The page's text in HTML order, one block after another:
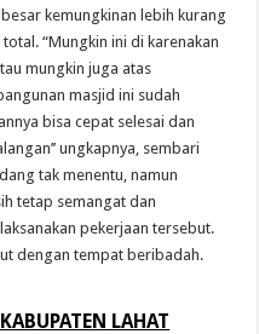
kemungkinan lebih kurang
“Mungkin ini di karenakan
mungkin juga atas
masjid ini sudah
bisa cepat selesai dan
ungkapnya, sembari
tak menentu, namun
tetap semangat dan
pekerjaan tersebut.
dengan tempat beribadah.
LAHAT